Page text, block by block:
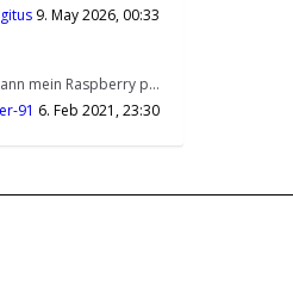
9. May 2026, 00:33
mein Raspberry p…
91 6. Feb 2021, 23:30